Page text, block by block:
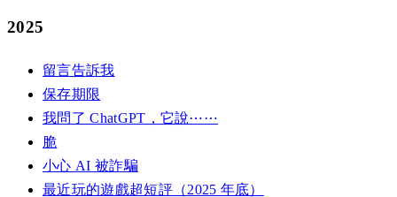
2025
留言告訴我
保存期限
我問了 ChatGPT，它說⋯⋯
脆
小心 AI 被詐騙
最近玩的遊戲超短評（2025 年底）